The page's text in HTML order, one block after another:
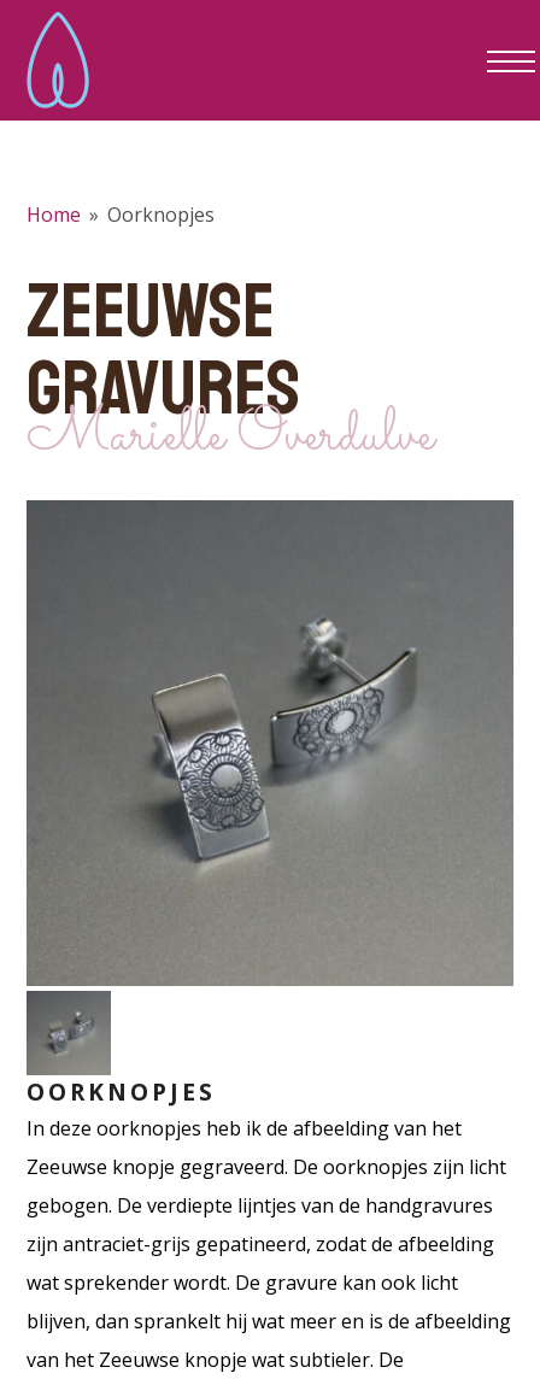
Home » Oorknopjes
ZEEUWSE
GRAVURES
Marielle Overdulve
OORKNOPJES
In deze oorknopjes heb ik de afbeelding van het
Zeeuwse knopje gegraveerd. De oorknopjes zijn licht
gebogen. De verdiepte lijntjes van de handgravures
zijn antraciet-grijs gepatineerd, zodat de afbeelding
wat sprekender wordt. De gravure kan ook licht
blijven, dan sprankelt hij wat meer en is de afbeelding
van het Zeeuwse knopje wat subtieler. De